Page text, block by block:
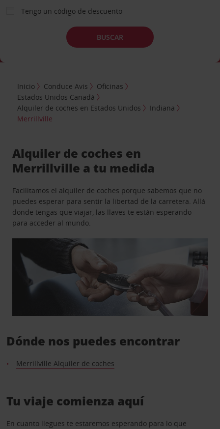
Tengo un código de descuento
BUSCAR
Inicio Conduce Avis
Oficinas
Estados Unidos Canadá
Alquiler de coches en Estados Unidos
Indiana
Merrillville
Alquiler de coches en
Merrillville a tu medida
Facilitamos el alquiler de coches porque sabemos que no
puedes esperar para sentir la libertad de la carretera. Allá
donde tengas que viajar, las llaves te están esperando
para acceder al mundo.
Dónde nos puedes encontrar
Merrillville Alquiler de coches
Tu viaje comienza aquí
En cuanto llegues te estaremos esperando para lo que